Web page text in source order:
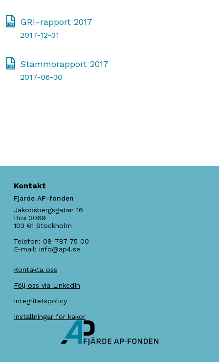
GRI-rapport 2017
2017-12-31
Stämmorapport 2017
2017-06-30
Kontakt
Fjärde AP-fonden
Jakobsbergsgatan 16
Box 3069
103 61 Stockholm
Telefon: 08-787 75 00
E-mail: info@ap4.se
Kontakta oss
Följ oss via LinkedIn
Integritetspolicy
Inställningar för kakor